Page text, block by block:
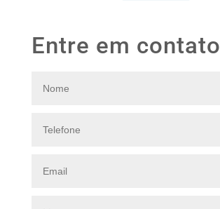
Entre em contato